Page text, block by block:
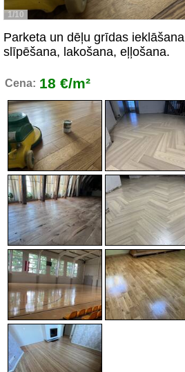
1/10
Parketa un dēļu grīdas
slīpēšana, lakošana, eļļošana.
Cena: 18 €/m²